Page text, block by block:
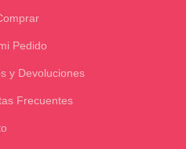
Pedido
y Devoluciones
Frecuentes